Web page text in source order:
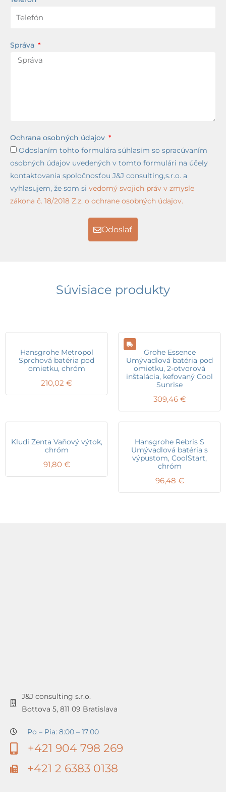
Správa
Ochrana osobných údajov
Odoslaním tohto formulára súhlasím so spracúvaním
osobných údajov uvedených v tomto formulári na účely
kontaktovania spoločnosťou J&J consulting,s.r.o. a
vyhlasujem, že som si vedomý svojich práv v zmysle
zákona č. 18/2018 Z.z. o ochrane osobných údajov.
Odoslať
Súvisiace produkty
Hansgrohe Metropol
Sprchová batéria pod
omietku, chróm
210,02 €
Grohe Essence
Umývadlová batéria pod
omietku, 2-otvorová
inštalácia, kefovaný Cool
Sunrise
309,46 €
Kludi Zenta Vaňový výtok,
chróm
91,80 €
Hansgrohe Rebris S
Umývadlová batéria s
výpustom, CoolStart,
chróm
96,48 €
J&J consulting s.r.o.
Bottova 5, 811 09 Bratislava
Po – Pia: 8:00 – 17:00
+421 904 798 269
+421 2 6383 0138